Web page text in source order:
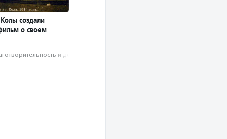
создали
о своем
и доброволь­чест­во